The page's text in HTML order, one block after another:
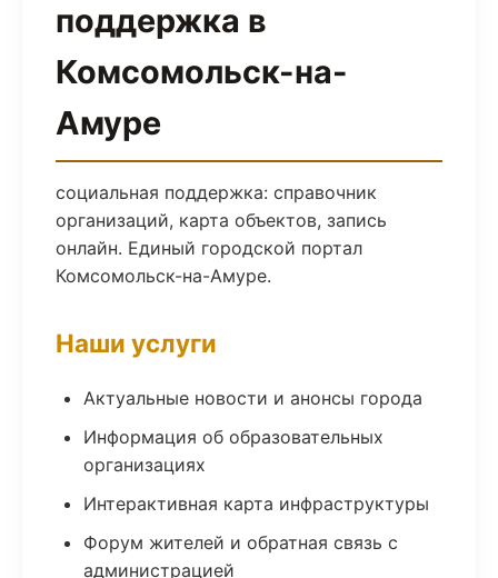
поддержка в
Комсомольск-на-
Амуре
социальная поддержка: справочник
организаций, карта объектов, запись
онлайн. Единый городской портал
Комсомольск-на-Амуре.
Наши услуги
Актуальные новости и анонсы города
Информация об образовательных
организациях
Интерактивная карта инфраструктуры
Форум жителей и обратная связь с
администрацией